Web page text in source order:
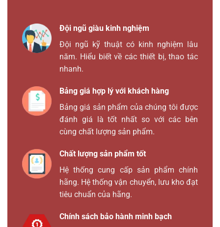
Đội ngũ giàu kinh nghiệm
Đội ngũ kỹ thuật có kinh nghiệm lâu
năm. Hiểu biết về các thiết bị, thao tác
nhanh.
Bảng giá hợp lý với khách hàng
Bảng giá sản phẩm của chúng tôi được
đánh giá là tốt nhất so với các bên
cùng chất lượng sản phẩm.
Chất lượng sản phẩm tốt
Hệ thống cung cấp sản phẩm chính
hãng. Hệ thống vận chuyển, lưu kho đạt
tiêu chuẩn của hãng.
Chính sách bảo hành minh bạch